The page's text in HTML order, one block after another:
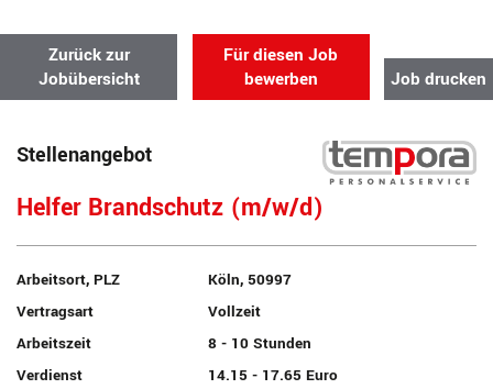
Zurück zur
Jobübersicht
Für diesen Job
bewerben
Job drucken
Stellenangebot
Helfer Brandschutz (m/w/d)
Arbeitsort, PLZ
Köln, 50997
Vertragsart
Vollzeit
Arbeitszeit
8 - 10 Stunden
Verdienst
14.15 - 17.65 Euro